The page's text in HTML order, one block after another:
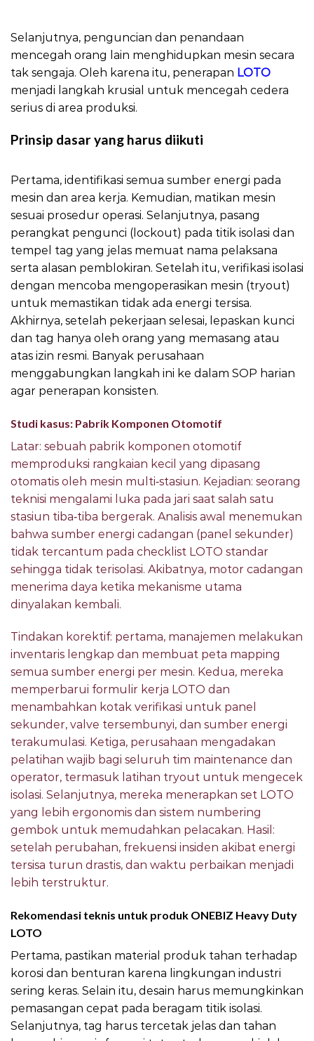
Selanjutnya, penguncian dan penandaan
mencegah orang lain menghidupkan mesin secara
tak sengaja. Oleh karena itu, penerapan LOTO
menjadi langkah krusial untuk mencegah cedera
serius di area produksi.
Prinsip dasar yang harus diikuti
Pertama, identifikasi semua sumber energi pada
mesin dan area kerja. Kemudian, matikan mesin
sesuai prosedur operasi. Selanjutnya, pasang
perangkat pengunci (lockout) pada titik isolasi dan
tempel tag yang jelas memuat nama pelaksana
serta alasan pemblokiran. Setelah itu, verifikasi isolasi
dengan mencoba mengoperasikan mesin (tryout)
untuk memastikan tidak ada energi tersisa.
Akhirnya, setelah pekerjaan selesai, lepaskan kunci
dan tag hanya oleh orang yang memasang atau
atas izin resmi. Banyak perusahaan
menggabungkan langkah ini ke dalam SOP harian
agar penerapan konsisten.
Studi kasus: Pabrik Komponen Otomotif
Latar: sebuah pabrik komponen otomotif
memproduksi rangkaian kecil yang dipasang
otomatis oleh mesin multi‑stasiun. Kejadian: seorang
teknisi mengalami luka pada jari saat salah satu
stasiun tiba‑tiba bergerak. Analisis awal menemukan
bahwa sumber energi cadangan (panel sekunder)
tidak tercantum pada checklist LOTO standar
sehingga tidak terisolasi. Akibatnya, motor cadangan
menerima daya ketika mekanisme utama
dinyalakan kembali.
Tindakan korektif: pertama, manajemen melakukan
inventaris lengkap dan membuat peta mapping
semua sumber energi per mesin. Kedua, mereka
memperbarui formulir kerja LOTO dan
menambahkan kotak verifikasi untuk panel
sekunder, valve tersembunyi, dan sumber energi
terakumulasi. Ketiga, perusahaan mengadakan
pelatihan wajib bagi seluruh tim maintenance dan
operator, termasuk latihan tryout untuk mengecek
isolasi. Selanjutnya, mereka menerapkan set LOTO
yang lebih ergonomis dan sistem numbering
gembok untuk memudahkan pelacakan. Hasil:
setelah perubahan, frekuensi insiden akibat energi
tersisa turun drastis, dan waktu perbaikan menjadi
lebih terstruktur.
Rekomendasi teknis untuk produk ONEBIZ Heavy Duty
LOTO
Pertama, pastikan material produk tahan terhadap
korosi dan benturan karena lingkungan industri
sering keras. Selain itu, desain harus memungkinkan
pemasangan cepat pada beragam titik isolasi.
Selanjutnya, tag harus tercetak jelas dan tahan